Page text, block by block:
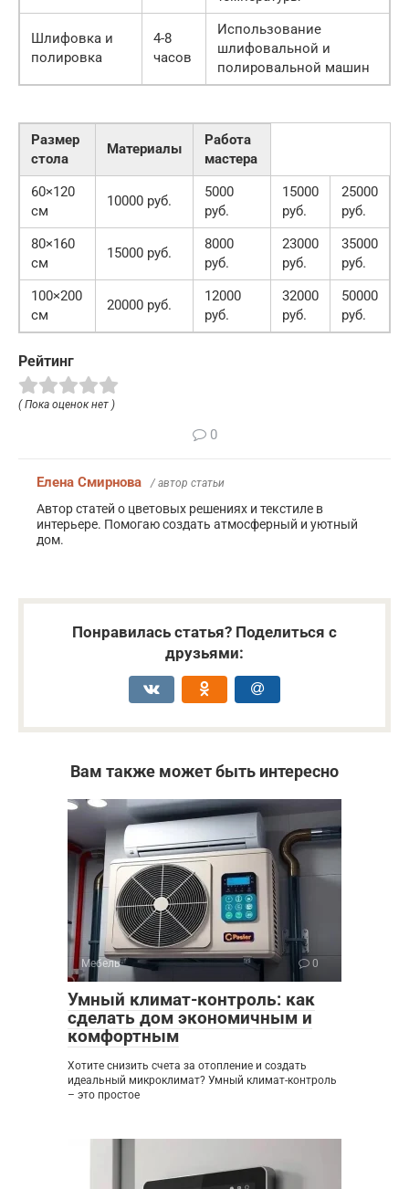
Шлифовка и
полировка
4-8
часов
Использование
шлифовальной и
полировальной машин
Размер
стола
Материалы
Работа
мастера
60×120
см
10000 руб.
5000
руб.
15000
руб.
25000
руб.
80×160
см
15000 руб.
8000
руб.
23000
руб.
35000
руб.
100×200
см
20000 руб.
12000
руб.
32000
руб.
50000
руб.
Рейтинг
( Пока оценок нет )
0
Елена Смирнова / автор статьи
Автор статей о цветовых решениях и текстиле в
интерьере. Помогаю создать атмосферный и уютный
дом.
Понравилась статья? Поделиться с
друзьями:
Вам также может быть интересно
Мебель 0
Умный климат-контроль: как
сделать дом экономичным и
комфортным
Хотите снизить счета за отопление и создать
идеальный микроклимат? Умный климат-контроль
– это простое